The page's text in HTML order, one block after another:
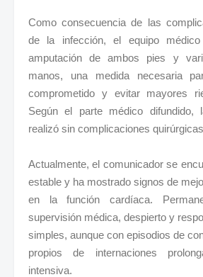
Como consecuencia de las
de la infección, el equipo
amputación de ambos pies y
manos, una medida necesaria
comprometido y evitar mayores
Según el parte médico difundido,
realizó sin complicaciones
Actualmente, el comunicador se
estable y ha mostrado signos de
en la función cardíaca.
supervisión médica, despierto y
simples, aunque con episodios de
propios de internaciones
intensiva.